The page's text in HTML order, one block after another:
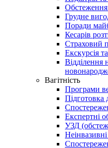
Грудне
Поради
Кесарів
Страховий
Екскурсія
Відділення
Вагітність
Програми
Підготовка
Експертні
УЗД